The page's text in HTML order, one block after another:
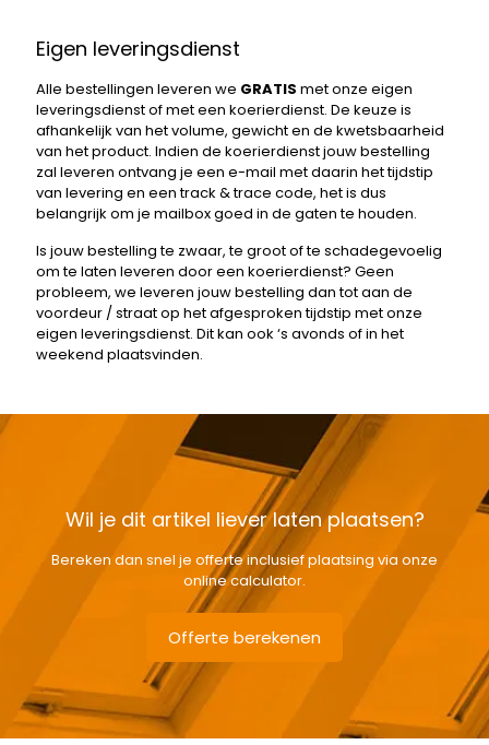
Eigen leveringsdienst
Alle bestellingen leveren we GRATIS met onze eigen
leveringsdienst of met een koerierdienst. De keuze is
afhankelijk van het volume, gewicht en de kwetsbaarheid
van het product. Indien de koerierdienst jouw bestelling
zal leveren ontvang je een e-mail met daarin het tijdstip
van levering en een track & trace code, het is dus
belangrijk om je mailbox goed in de gaten te houden.
Is jouw bestelling te zwaar, te groot of te schadegevoelig
om te laten leveren door een koerierdienst? Geen
probleem, we leveren jouw bestelling dan tot aan de
voordeur / straat op het afgesproken tijdstip met onze
eigen leveringsdienst. Dit kan ook ‘s avonds of in het
weekend plaatsvinden.
Wil je dit artikel liever laten plaatsen?
Bereken dan snel je offerte inclusief plaatsing via onze
online calculator.
Offerte berekenen